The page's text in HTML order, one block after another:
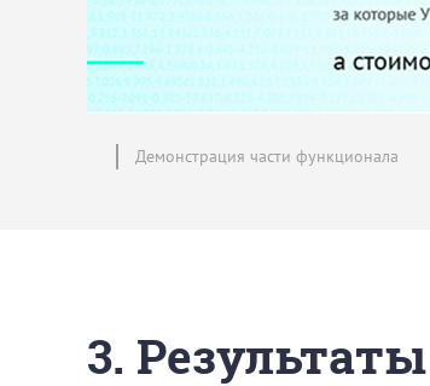
Демонстрация части функционала
3.